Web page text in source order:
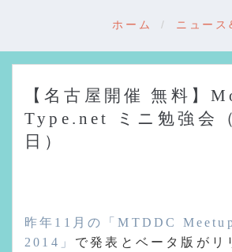
ホーム ニュース
【名古屋開催 無料】
Type.net ミニ勉強会
日）
昨年11月の「MTDDC
2014」 で発表とベータ版がリ